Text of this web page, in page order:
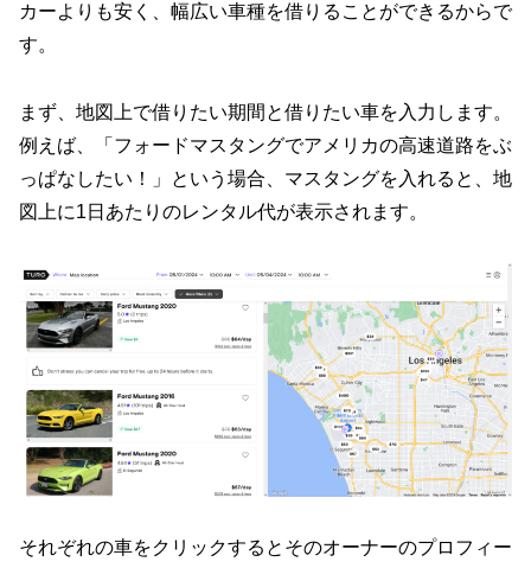
カーよりも安く、幅広い車種を借りることができるからで
す。
まず、地図上で借りたい期間と借りたい車を入力します。
例えば、「フォードマスタングでアメリカの高速道路をぶ
っぱなしたい！」という場合、マスタングを入れると、地
図上に1日あたりのレンタル代が表示されます。
それぞれの車をクリックするとそのオーナーのプロフィー